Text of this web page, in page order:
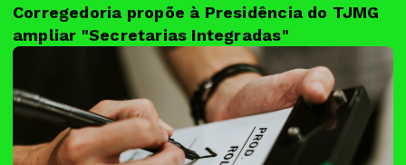
Corregedoria propõe à Presidência do TJMG
ampliar "Secretarias Integradas"